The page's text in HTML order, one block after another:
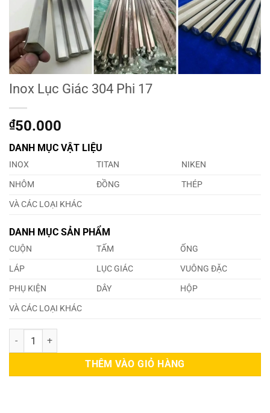
Inox Lục Giác 304 Phi 17
₫50.000
DANH MỤC VẬT LIỆU
INOX TITAN
NIKEN
NHÔM
ĐỒNG
THÉP
VÀ CÁC LOẠI KHÁC
DANH MỤC SẢN PHẨM
CUỘN TẤM
ỐNG
LÁP
LỤC GIÁC
VUÔNG ĐẶC
PHỤ KIỆN
DÂY
HỘP
VÀ CÁC LOẠI KHÁC
Inox Lục Giác 304 Phi 17 số lượng
THÊM VÀO GIỎ HÀNG